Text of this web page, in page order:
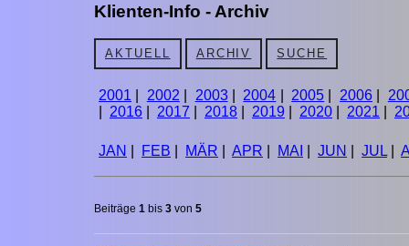
Klienten-Info - Archiv
AKTUELL ARCHIV SUCHE
2001 2002 2003|2004 |2005 2006|
2016 2017 2018 2019 2020 2021
JAN FEB MÄR APR MAI JUN JUL|
Beiträge 1 bis 3 von 5